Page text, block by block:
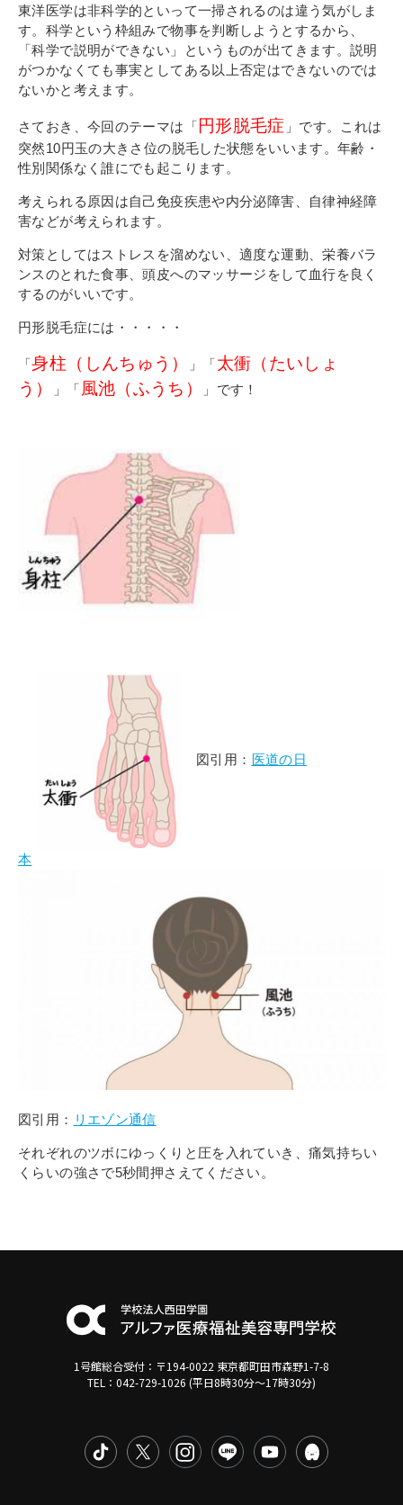
介護支援専門員更新研修
公共職業訓練
介護福祉士養成科
寄付金のご案内
在校生の皆さまへ
卒業生の皆さまへ
証明書の交付手続き申請について
お問い合わせ
資料請求
インターネット出願
教職員採用情報
東洋医学は非科学的といって一掃されるのは違う気がしま
す。科学という枠組みで物事を判断しようとするから、
「科学で説明ができない」というものが出てきます。説明
がつかなくても事実としてある以上否定はできないのでは
ないかと考えます。
さておき、今回のテーマは「 円形脱毛症 」です。これは
突然10円玉の大きさ位の脱毛した状態をいいます。年齢・
性別関係なく誰にでも起こります。
考えられる原因は自己免疫疾患や内分泌障害、自律神経障
害などが考えられます。
対策としてはストレスを溜めない、適度な運動、栄養バラ
ンスのとれた食事、頭皮へのマッサージをして血行を良く
するのがいいです。
円形脱毛症には・・・・・
「身柱（しんちゅう） 」「太衝（たいしょ
う）
」「 風池（ふうち） 」です！
図引用： 医道の日
本
図引用： リエゾン通信
それぞれのツボにゆっくりと圧を入れていき、痛気持ちい
くらいの強さで5秒間押さえてください。
1号館総合受付：〒194-0022 東京都町田市森野1-7-8
TEL：042-729-1026 (平日8時30分〜17時30分)